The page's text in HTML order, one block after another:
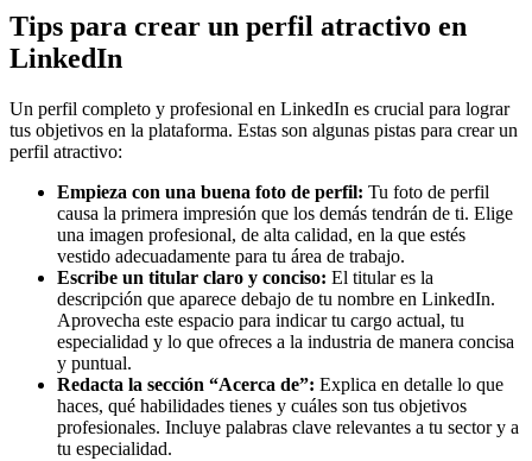
Tips para crear un perfil atractivo en
LinkedIn
Un perfil completo y profesional en LinkedIn es crucial para lograr
tus objetivos en la plataforma. Estas son algunas pistas para crear un
perfil atractivo:
Empieza con una buena foto de perfil: Tu foto de perfil
causa la primera impresión que los demás tendrán de ti. Elige
una imagen profesional, de alta calidad, en la que estés
vestido adecuadamente para tu área de trabajo.
Escribe un titular claro y conciso: El titular es la
descripción que aparece debajo de tu nombre en LinkedIn.
Aprovecha este espacio para indicar tu cargo actual, tu
especialidad y lo que ofreces a la industria de manera concisa
y puntual.
Redacta la sección “Acerca de”: Explica en detalle lo que
haces, qué habilidades tienes y cuáles son tus objetivos
profesionales. Incluye palabras clave relevantes a tu sector y a
tu especialidad.